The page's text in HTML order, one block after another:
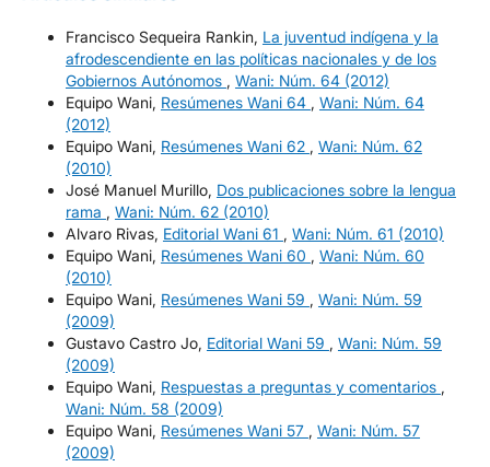
Francisco Sequeira Rankin, La juventud indígena y la
afrodescendiente en las políticas nacionales y de los
Gobiernos Autónomos , Wani: Núm. 64 (2012)
Equipo Wani, Resúmenes Wani 64 , Wani: Núm. 64
(2012)
Equipo Wani, Resúmenes Wani 62 , Wani: Núm. 62
(2010)
José Manuel Murillo, Dos publicaciones sobre la lengua
rama , Wani: Núm. 62 (2010)
Alvaro Rivas, Editorial Wani 61 , Wani: Núm. 61 (2010)
Equipo Wani, Resúmenes Wani 60 , Wani: Núm. 60
(2010)
Equipo Wani, Resúmenes Wani 59 , Wani: Núm. 59
(2009)
Gustavo Castro Jo, Editorial Wani 59 , Wani: Núm. 59
(2009)
Equipo Wani, Respuestas a preguntas y comentarios ,
Wani: Núm. 58 (2009)
Equipo Wani, Resúmenes Wani 57 , Wani: Núm. 57
(2009)